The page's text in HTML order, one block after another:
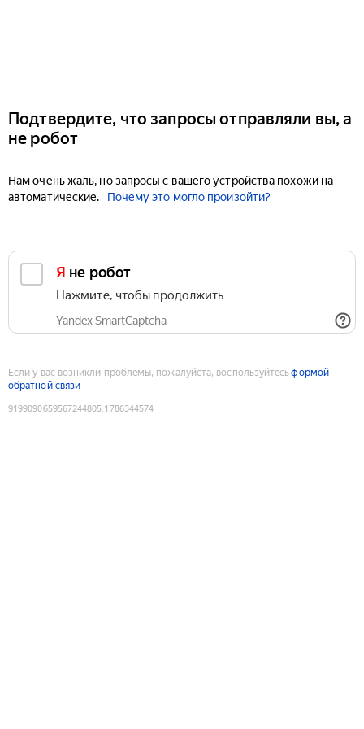
Подтвердите, что запросы отправляли вы, а
не робот
Нам очень жаль, но запросы с вашего устройства похожи на
автоматические.
Почему это могло произойти?
Я не робот
Нажмите, чтобы продолжить
Yandex SmartCaptcha
Если у вас возникли проблемы, пожалуйста, воспользуйтесьформой
обратной связи
9199090659567244805:1786344574